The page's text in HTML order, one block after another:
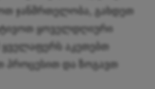
ჯანმრთელობა, გახდეთ
ყოველდღიური
ყველაფერს აკეთებთ
პროცესით და ზოგავთ